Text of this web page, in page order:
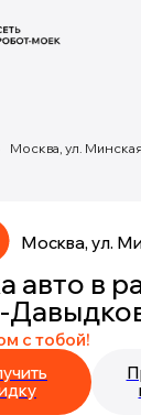
Москва, ул.
авто в
с тобой!
Москва, ул.